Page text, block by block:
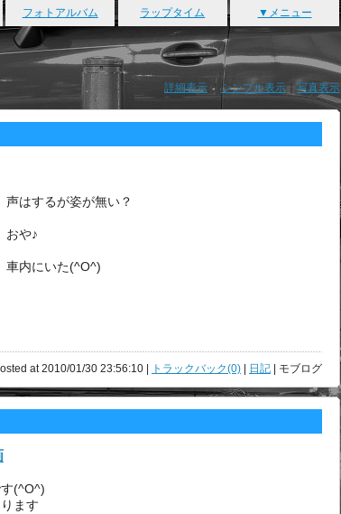
フォトアルバム ラップタイム ▼メニュー
詳細表示｜シンプル表示｜ 写真表示
声はするが姿が無い？
おや♪
車内にいた(^O^)
at 2010/01/30 23:56:10 | トラックバック(0) 日記 | モブログ
(^O^)
ます